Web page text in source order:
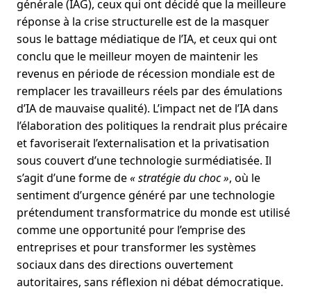
générale (IAG), ceux qui ont décidé que la meilleure
réponse à la crise structurelle est de la masquer
sous le battage médiatique de l’IA, et ceux qui ont
conclu que le meilleur moyen de maintenir les
revenus en période de récession mondiale est de
remplacer les travailleurs réels par des émulations
d’IA de mauvaise qualité). L’impact net de l’IA dans
l’élaboration des politiques la rendrait plus précaire
et favoriserait l’externalisation et la privatisation
sous couvert d’une technologie surmédiatisée. Il
s’agit d’une forme de« stratégie du choc », où le
sentiment d’urgence généré par une technologie
prétendument transformatrice du monde est utilisé
comme une opportunité pour l’emprise des
entreprises et pour transformer les systèmes
sociaux dans des directions ouvertement
autoritaires, sans réflexion ni débat démocratique.